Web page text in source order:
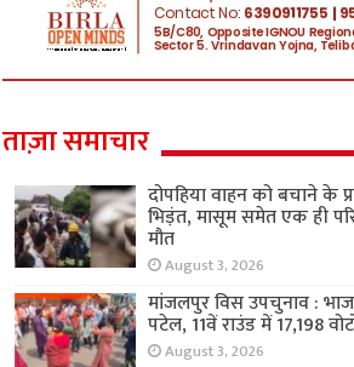
ताज़ा समाचार
दोपहिया वाहन को बचाने के
भिड़ंत, मासूम समेत एक ही
मौत
August 3, 2026
मांजलपुर विस उपचुनाव :
पटेल, 11वें राउंड में 17,198
August 3, 2026